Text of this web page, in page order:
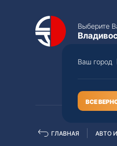
Выберите
Ваш город
ВСЕ
Полная
ГЛАВНАЯ АВТО